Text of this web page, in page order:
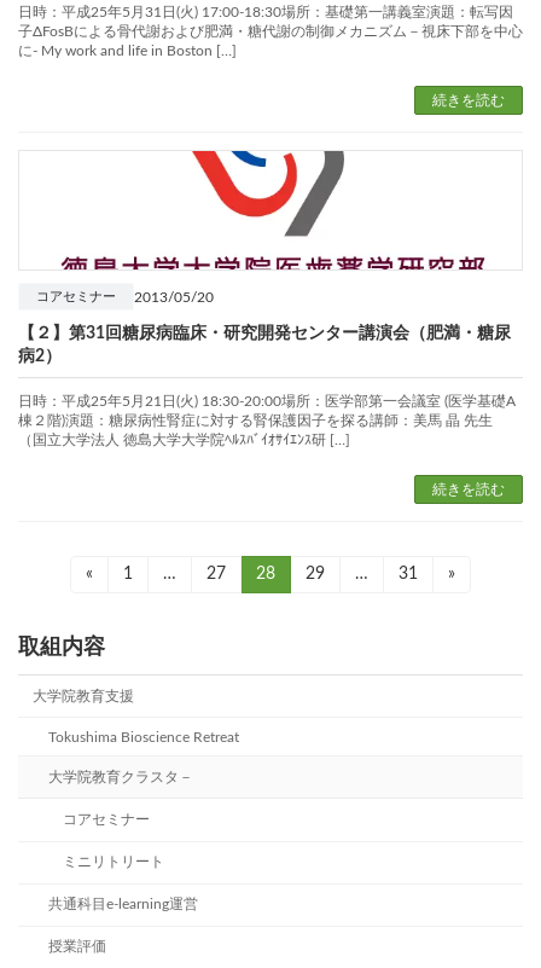
日時：平成25年5月31日(火) 17:00-18:30場所：基礎第一講義室演題：転写因
子ΔFosBによる骨代謝および肥満・糖代謝の制御メカニズム－視床下部を中心
に- My work and life in Boston […]
続きを読む
2013/05/20
コアセミナー
【２】第31回糖尿病臨床・研究開発センター講演会（肥満・糖尿
病2）
日時：平成25年5月21日(火) 18:30-20:00場所：医学部第一会議室 (医学基礎A
棟２階)演題：糖尿病性腎症に対する腎保護因子を探る講師：美馬 晶 先生
（国立大学法人 徳島大学大学院ﾍﾙｽﾊﾞｲｵｻｲｴﾝｽ研 […]
続きを読む
稿
の
ペ
«
固
1 …
固
27
固
定
28
固
29 …
固
31 »
取組内容
大学院教育支援
Tokushima Bioscience Retreat
大学院教育クラスタ－
コアセミナー
ミニリトリート
共通科目e-learning運営
授業評価